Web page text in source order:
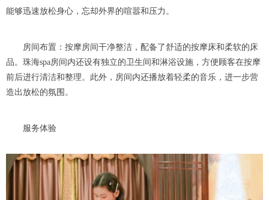
能够迅速放松身心，忘却外界的喧嚣和压力。
房间布置：按摩房间干净整洁，配备了舒适的按摩床和柔软的床
品。珠海spa房间内还设有独立的卫生间和淋浴设施，方便顾客在按摩
前后进行清洁和整理。此外，房间内还播放着轻柔的音乐，进一步营
造出放松的氛围。
服务体验